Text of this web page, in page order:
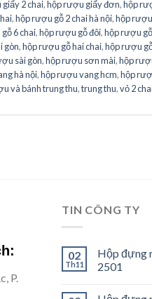
2 chai,hộp rượu giấy đơn,hộp
,hộp rượu gỗ 2 chai hà nội,hộp rượu
6 chai,hộp rượu gỗ đôi,hộp rượu
gòn,hộp rượu gỗ hai chai,hộp rượu
sài gòn,hộp rượu sơn mài,hộp
hà nội,hộp rượu vang hcm,hộp
và bánh trung thu,trung thu,vỏ 2
P.
TIN CÔNG TY
02
Th11
Hộp đựng
2501